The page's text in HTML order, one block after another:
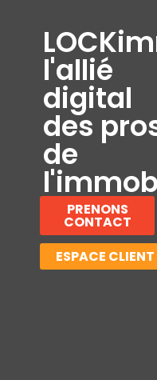
l'allié
digital
des
de
PRENONS
CONTACT
ESPACE CLIENT